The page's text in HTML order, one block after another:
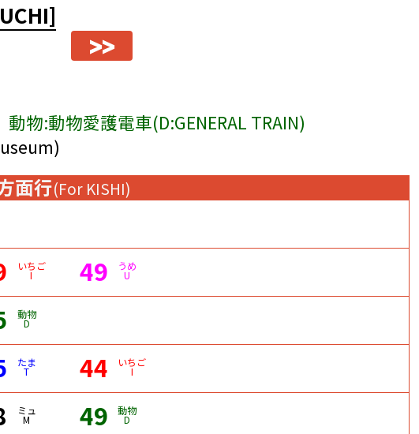
>>
動物:動物愛護電車(D:GENERAL TRAIN)
面行(For KISHI)
いちご
I 49 うめ
U
動物
D
たま
T 44 いちご
I
ミュ
M 49 動物
D